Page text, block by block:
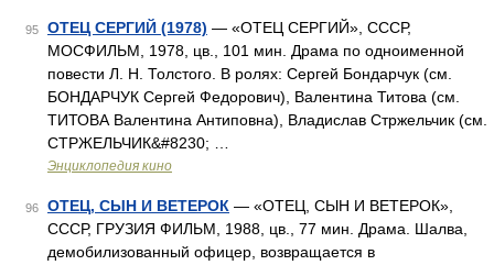
95 ОТЕЦ СЕРГИЙ (1978) — «ОТЕЦ СЕРГИЙ», СССР,
МОСФИЛЬМ, 1978, цв., 101 мин. Драма по одноименной
повести Л. Н. Толстого. В ролях: Сергей Бондарчук (см.
БОНДАРЧУК Сергей Федорович), Валентина Титова (см.
ТИТОВА Валентина Антиповна), Владислав Стржельчик (см.
СТРЖЕЛЬЧИК&#8230; …
Энциклопедия кино
96 ОТЕЦ, СЫН И ВЕТЕРОК — «ОТЕЦ, СЫН И ВЕТЕРОК»,
СССР, ГРУЗИЯ ФИЛЬМ, 1988, цв., 77 мин. Драма. Шалва,
демобилизованный офицер, возвращается в